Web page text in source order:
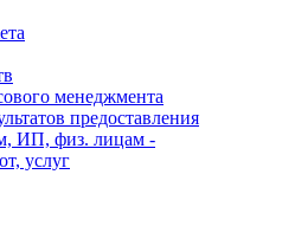
менеджмента
предоставления
ИП, физ. лицам -
услуг